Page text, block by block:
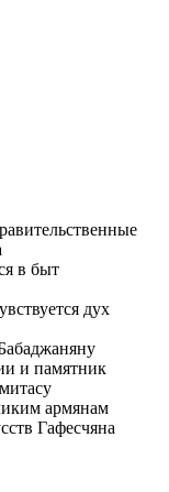
в быт
дух
и памятник
армянам
Гафесчяна